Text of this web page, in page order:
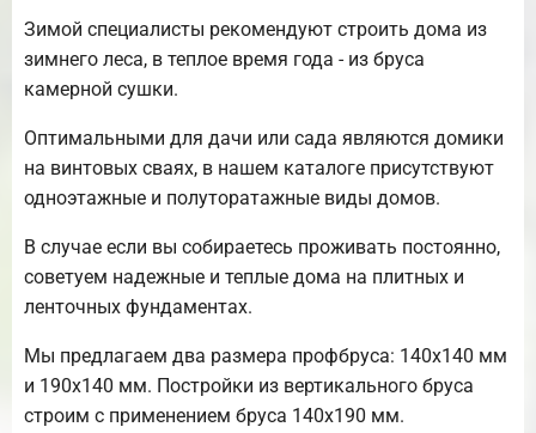
Зимой специалисты рекомендуют строить дома из
зимнего леса, в теплое время года - из бруса
камерной сушки.
Оптимальными для дачи или сада являются домики
на винтовых сваях, в нашем каталоге присутствуют
одноэтажные и полуторатажные виды домов.
В случае если вы собираетесь проживать постоянно,
советуем надежные и теплые дома на плитных и
ленточных фундаментах.
Мы предлагаем два размера профбруса: 140х140 мм
и 190х140 мм. Постройки из вертикального бруса
строим с применением бруса 140х190 мм.